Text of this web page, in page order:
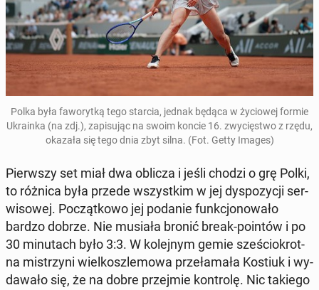
Polka była fa­wo­ryt­ką tego starcia, jednak będąca w ży­cio­wej formie
Ukra­in­ka (na zdj.), za­pi­su­jąc na swoim koncie 16. zwy­cię­stwo z rzędu,
okazała się tego dnia zbyt silna. (Fot. Getty Images)
Pierw­szy set miał dwa oblicza i jeśli chodzi o grę Polki,
to różnica była przede wszyst­kim w jej dys­po­zy­cji ser­
wi­so­wej. Po­cząt­ko­wo jej podanie funk­cjo­no­wa­ło
bardzo dobrze. Nie musiała bronić break-pointów i po
30 mi­nu­tach było 3:3. W ko­lej­nym gemie sze­ścio­krot­
na mi­strzy­ni wiel­kosz­le­mo­wa prze­ła­ma­ła Kostiuk i wy­
da­wa­ło się, że na dobre przej­mie kon­tro­lę. Nic takiego